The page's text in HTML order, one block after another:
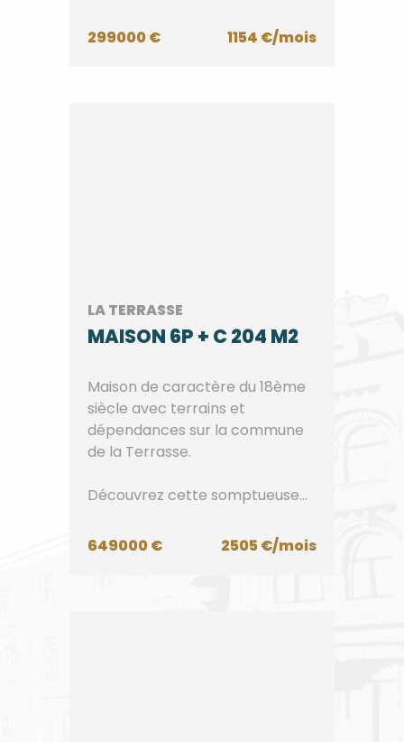
299000 € 1154 €/mois
LA TERRASSE
MAISON 6P + C 204 M2
Maison de caractère du 18ème
siècle avec terrains et
dépendances sur la commune
de la Terrasse.
Découvrez cette somptueuse
ann�...
649000 € 2505 €/mois